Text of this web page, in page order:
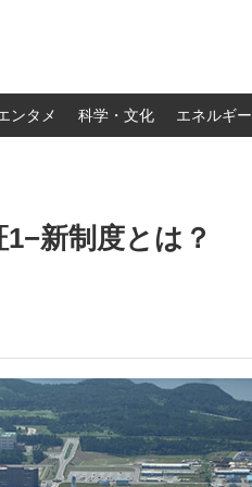
ンタメ 科学・文化 エネルギー
新制度とは？